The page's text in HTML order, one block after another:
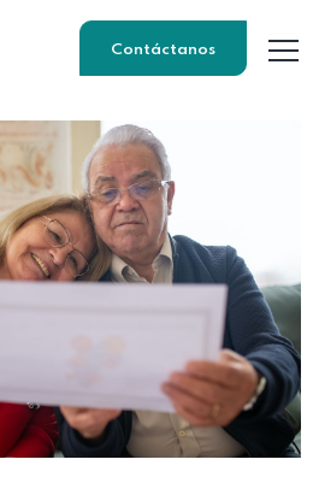
Contáctanos